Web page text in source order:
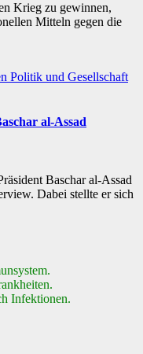
Krieg zu gewinnen,
Mitteln gegen die
Politik und Gesellschaft
al-Assad
Baschar al-Assad
Dabei stellte er sich
Infektionen.